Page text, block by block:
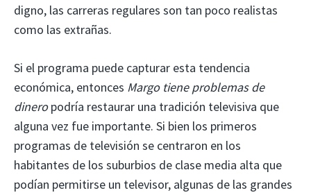
digno, las carreras regulares son tan poco realistas
como las extrañas.
Si el programa puede capturar esta tendencia
económica, entonces Margo tiene problemas de
dineropodría restaurar una tradición televisiva que
alguna vez fue importante. Si bien los primeros
programas de televisión se centraron en los
habitantes de los suburbios de clase media alta que
podían permitirse un televisor, algunas de las grandes